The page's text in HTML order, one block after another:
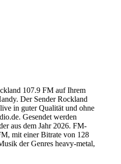
107.9 FM auf Ihrem
Der Sender Rockland
in guter Qualität und ohne
Gesendet werden
aus dem Jahr 2026. FM-
mit einer Bitrate von 128
der Genres heavy-metal,